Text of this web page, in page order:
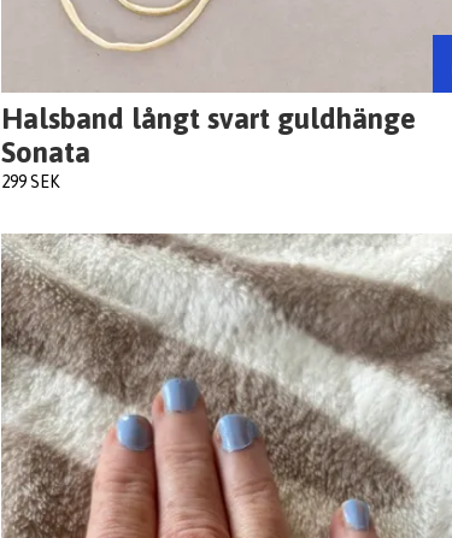
Halsband långt svart guldhänge
Sonata
299 SEK